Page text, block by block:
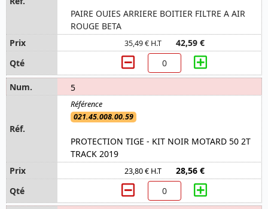
PAIRE OUIES ARRIERE BOITIER FILTRE A AIR
ROUGE BETA
35,49 € H.T 42,59 €
5
021.45.008.00.59
PROTECTION TIGE - KIT NOIR MOTARD 50 2T
TRACK 2019
23,80 € H.T 28,56 €